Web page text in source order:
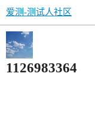
爱测-测试人社区
1126983364